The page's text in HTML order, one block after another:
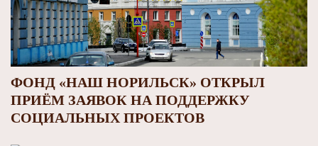
ФОНД «НАШ НОРИЛЬСК» ОТКРЫЛ
ПРИЁМ ЗАЯВОК НА ПОДДЕРЖКУ
СОЦИАЛЬНЫХ ПРОЕКТОВ